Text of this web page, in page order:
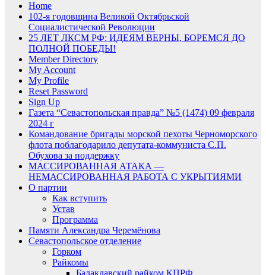
Home
102-я годовщина Великой Октябрьской
Социалистической Революции
25 ЛЕТ ЛКСМ РФ: ИДЕЯМ ВЕРНЫ, БОРЕМСЯ ДО
ПОЛНОЙ ПОБЕДЫ!
Member Directory
My Account
My Profile
Reset Password
Sign Up
Газета “Севастопольская правда” №5 (1474) 09 февраля
2024 г
Командование бригады морской пехоты Черноморского
флота поблагодарило депутата-коммуниста С.П.
Обухова за поддержку
МАССИРОВАННАЯ АТАКА —
НЕМАССИРОВАННАЯ РАБОТА С УКРЫТИЯМИ
О партии
Как вступить
Устав
Программа
Памяти Александра Черемёнова
Севастопольское отделение
Горком
Райкомы
Балаклавский райком КПРФ